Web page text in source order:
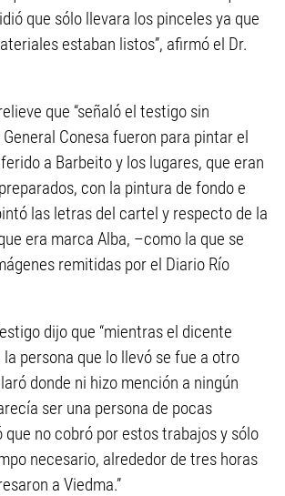
que sólo llevara los pinceles ya que
estaban listos”, afirmó el Dr.
que “señaló el testigo sin
Conesa fueron para pintar el
a Barbeito y los lugares, que eran
con la pintura de fondo e
las letras del cartel y respecto de la
era marca Alba, –como la que se
remitidas por el Diario Río
dijo que “mientras el dicente
persona que lo llevó se fue a otro
donde ni hizo mención a ningún
ser una persona de pocas
que no cobró por estos trabajos y sólo
necesario, alrededor de tres horas
a Viedma.”